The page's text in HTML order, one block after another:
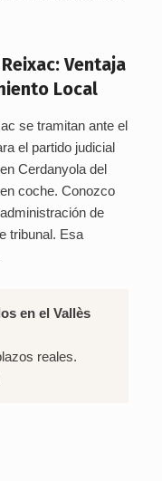
Ventaja
Local
se tramitan ante el
el partido judicial
Cerdanyola del
coche. Conozco
de
tribunal. Esa
en el Vallès
reales.